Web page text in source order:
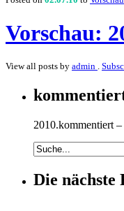
Vorschau:
View all posts by admin .
2010.kommentiert
Die nächste